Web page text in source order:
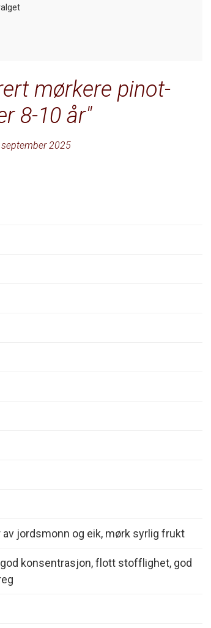
mørkere pinot-
8-10 år
2025
av jordsmonn og eik, mørk syrlig frukt
konsentrasjon, flott stofflighet, god